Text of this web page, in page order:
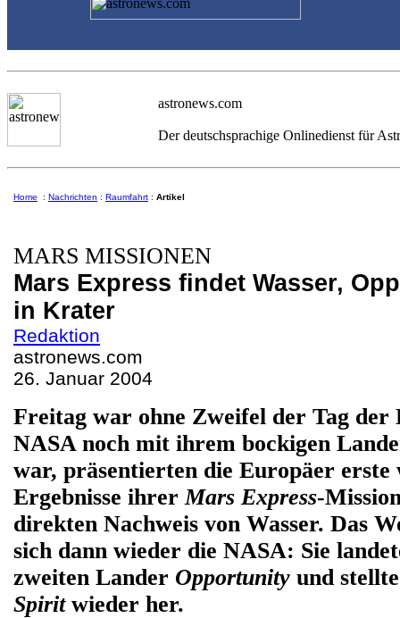
astronews.com
Der deutschsprachige Onlinedienst für
Home : Nachrichten : Raumfahrt : Artikel
MARS MISSIONEN
Mars Express findet Wasser,
in Krater
Redaktion
astronews.com
26. Januar 2004
Freitag war ohne Zweifel der Tag der
NASA noch mit ihrem bockigen
war, präsentierten die Europäer erste
Ergebnisse ihrerMars Express-
direkten Nachweis von Wasser. Das
sich dann wieder die NASA: Sie
zweiten Lander Opportunity und
Spiritwieder her.